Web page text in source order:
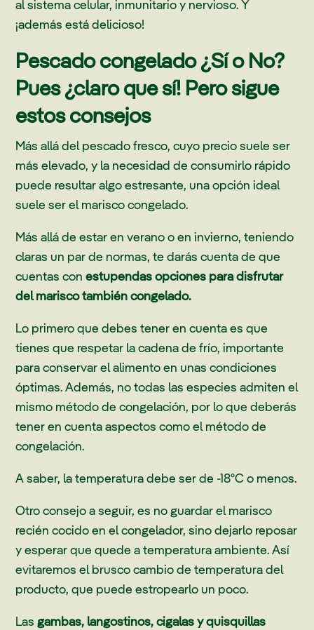
al sistema celular, inmunitario y nervioso. Y
¡además está delicioso!
Pescado congelado ¿Sí o No?
Pues ¿claro que sí! Pero sigue
estos consejos
Más allá del pescado fresco, cuyo precio suele ser
más elevado, y la necesidad de consumirlo rápido
puede resultar algo estresante, una opción ideal
suele ser el marisco congelado.
Más allá de estar en verano o en invierno, teniendo
claras un par de normas, te darás cuenta de que
cuentas conestupendas opciones para disfrutar
del marisco también congelado.
Lo primero que debes tener en cuenta es que
tienes que respetar la cadena de frío, importante
para conservar el alimento en unas condiciones
óptimas. Además, no todas las especies admiten el
mismo método de congelación, por lo que deberás
tener en cuenta aspectos como el método de
congelación.
A saber, la temperatura debe ser de -18ºC o menos.
Otro consejo a seguir, es no guardar el marisco
recién cocido en el congelador, sino dejarlo reposar
y esperar que quede a temperatura ambiente. Así
evitaremos el brusco cambio de temperatura del
producto, que puede estropearlo un poco.
Lasgambas, langostinos, cigalas y quisquillas